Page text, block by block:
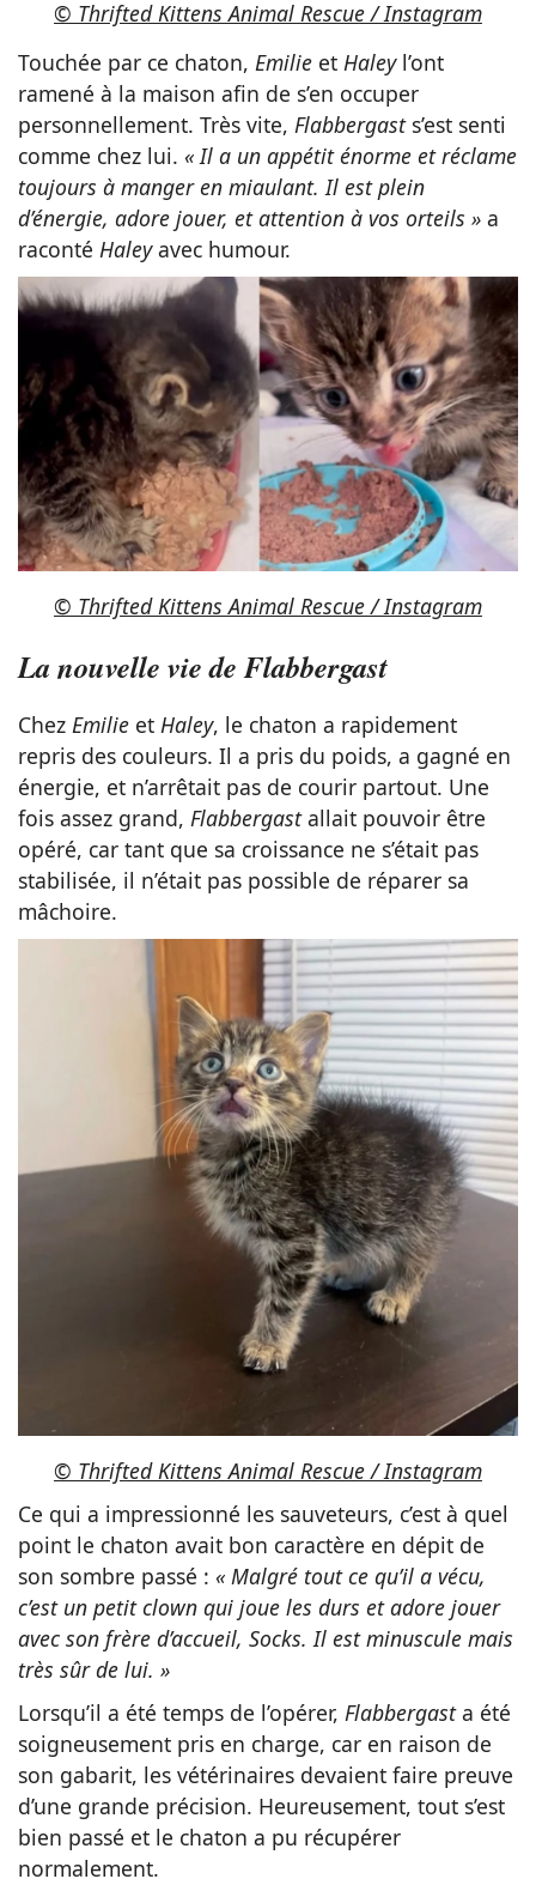
© Thrifted Kittens Animal Rescue / Instagram
Touchée par ce chaton, Emilie et Haley l’ont
ramené à la maison afin de s’en occuper
personnellement. Très vite, Flabbergast s’est senti
comme chez lui. « Il a un appétit énorme et réclame
toujours à manger en miaulant. Il est plein
d’énergie, adore jouer, et attention à vos orteils » a
raconté Haleyavec humour.
© Thrifted Kittens Animal Rescue / Instagram
La nouvelle vie de Flabbergast
Chez Emilie et Haley, le chaton a rapidement
repris des couleurs. Il a pris du poids, a gagné en
énergie, et n’arrêtait pas de courir partout. Une
fois assez grand, Flabbergastallait pouvoir être
opéré, car tant que sa croissance ne s’était pas
stabilisée, il n’était pas possible de réparer sa
mâchoire.
© Thrifted Kittens Animal Rescue / Instagram
Ce qui a impressionné les sauveteurs, c’est à quel
point le chaton avait bon caractère en dépit de
son sombre passé : « Malgré tout ce qu’il a vécu,
c’est un petit clown qui joue les durs et adore jouer
avec son frère d’accueil, Socks. Il est minuscule mais
très sûr de lui. »
Lorsqu’il a été temps de l’opérer, Flabbergasta été
soigneusement pris en charge, car en raison de
son gabarit, les vétérinaires devaient faire preuve
d’une grande précision. Heureusement, tout s’est
bien passé et le chaton a pu récupérer
normalement.